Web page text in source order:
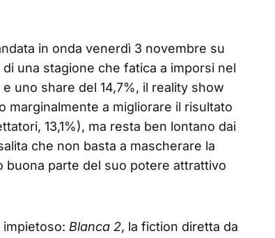
in onda venerdì 3 novembre su
una stagione che fatica a imporsi nel
uno share del 14,7%, il reality show
marginalmente a migliorare il risultato
13,1%), ma resta ben lontano dai
che non basta a mascherare la
parte del suo potere attrattivo
impietoso: Blanca 2, la fiction diretta da